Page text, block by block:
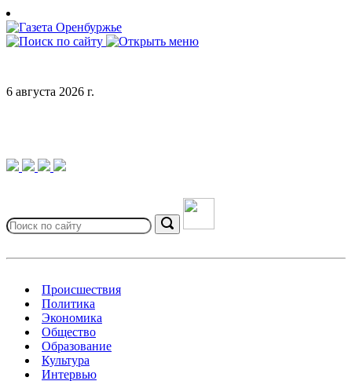
Skip
to
content
6 августа 2026 г.
for:
Search
Происшествия
Политика
Экономика
Общество
Образование
Культура
Интервью